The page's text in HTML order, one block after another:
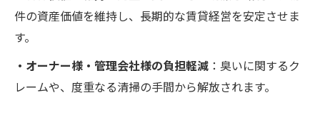
件の資産価値を維持し、長期的な賃貸経営を安定させま
す。
・オーナー様・管理会社様の負担軽減 ：臭いに関するク
レームや、度重なる清掃の手間から解放されます。